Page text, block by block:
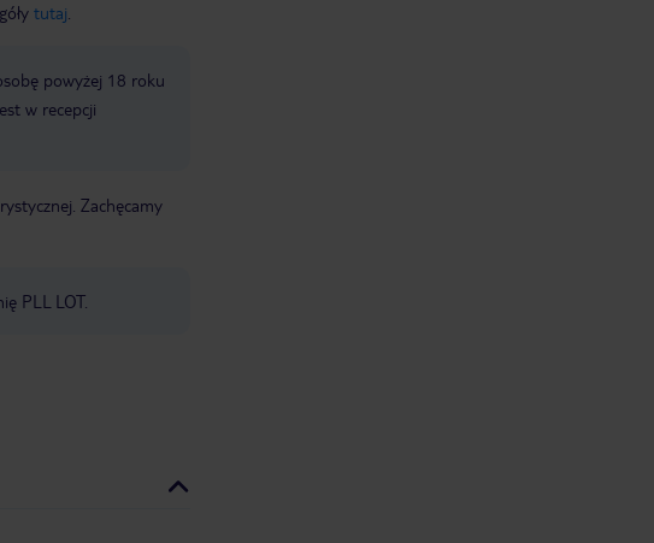
tutaj
powyżej 18 roku
w recepcji
Zachęcamy
PLL LOT.